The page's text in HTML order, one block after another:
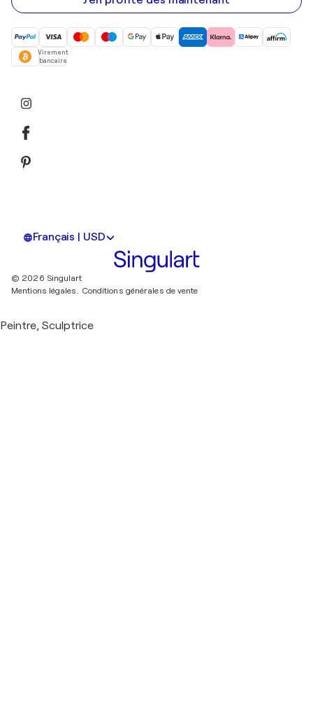
Virement
bancaire
Français | USD
© 2026 Singulart
Mentions légales. Conditions générales de vente
Peintre, Sculptrice